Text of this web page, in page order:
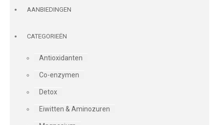
AANBIEDINGEN
CATEGORIEËN
Antioxidanten
Co-enzymen
Detox
Eiwitten & Aminozuren